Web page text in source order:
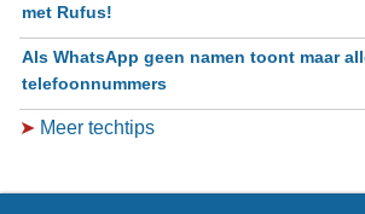
met Rufus!
Als WhatsApp geen namen toont maar
telefoonnummers
➤ Meer techtips